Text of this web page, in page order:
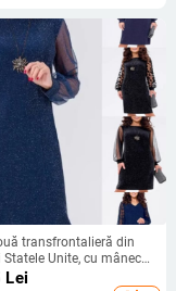
transfrontalieră din
Statele Unite, cu mânecă
cusături argintii, cu
Lei